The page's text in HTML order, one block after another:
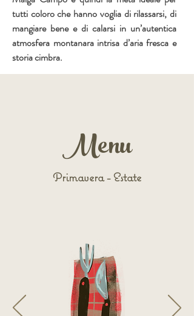
tutti coloro che hanno voglia di rilassarsi, di
mangiare bene e di calarsi in un’autentica
atmosfera montanara intrisa d’aria fresca e
storia cimbra.
Menu
Primavera - Estate